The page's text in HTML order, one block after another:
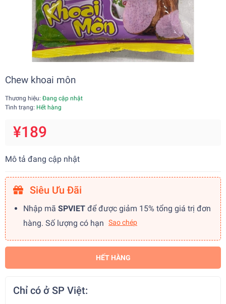
Chew khoai môn
Thương hiệu: Đang cập nhật
Tình trạng: Hết hàng
¥189
Mô tả đang cập nhật
Siêu Ưu Đãi
Nhập mã SPVIET để được giảm 15% tổng giá trị đơn
hàng. Số lượng có hạn
Sao chép
HẾT HÀNG
Chỉ có ở SP Việt: